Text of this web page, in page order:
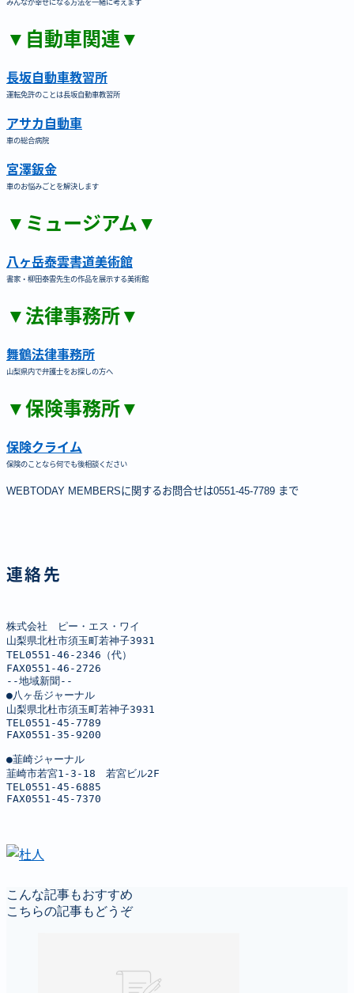
みんなが幸せになる方法を一緒に考えます
▼自動車関連▼
長坂自動車教習所
運転免許のことは長坂自動車教習所
アサカ自動車
車の総合病院
宮澤鈑金
車のお悩みごとを解決します
▼ミュージアム▼
八ヶ岳泰雲書道美術館
書家・柳田泰雲先生の作品を展示する美術館
▼法律事務所▼
舞鶴法律事務所
山梨県内で弁護士をお探しの方へ
▼保険事務所▼
保険クライム
保険のことなら何でも後相談ください
WEBTODAY MEMBERSに関するお問合せは0551-45-7789 まで
連絡先
株式会社　ピー・エス・ワイ
山梨県北杜市須玉町若神子3931
TEL0551-46-2346（代）
FAX0551-46-2726
--地域新聞--
●八ヶ岳ジャーナル
山梨県北杜市須玉町若神子3931
TEL0551-45-7789
FAX0551-35-9200
●韮崎ジャーナル
韮崎市若宮1-3-18　若宮ビル2F
TEL0551-45-6885
FAX0551-45-7370
こんな記事もおすすめ
こちらの記事もどうぞ